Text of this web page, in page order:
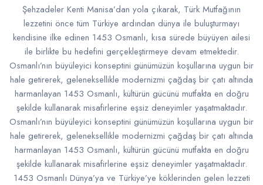
Şehzadeler Kenti Manisa’dan yola çıkarak, Türk Mutfağının
lezzetini önce tüm Türkiye ardından dünya ile buluşturmayı
kendisine ilke edinen 1453 Osmanlı, kısa sürede büyüyen ailesi
ile birlikte bu hedefini gerçekleştirmeye devam etmektedir.
Osmanlı’nın büyüleyici konseptini günümüzün koşullarına uygun bir
hale getirerek, geleneksellikle modernizmi çağdaş bir çatı altında
harmanlayan 1453 Osmanlı, kültürün gücünü mutfakta en doğru
şekilde kullanarak misafirlerine eşsiz deneyimler yaşatmaktadır.
Osmanlı’nın büyüleyici konseptini günümüzün koşullarına uygun bir
hale getirerek, geleneksellikle modernizmi çağdaş bir çatı altında
harmanlayan 1453 Osmanlı, kültürün gücünü mutfakta en doğru
şekilde kullanarak misafirlerine eşsiz deneyimler yaşatmaktadır.
1453 Osmanlı Dünya’ya ve Türkiye’ye köklerinden gelen lezzeti